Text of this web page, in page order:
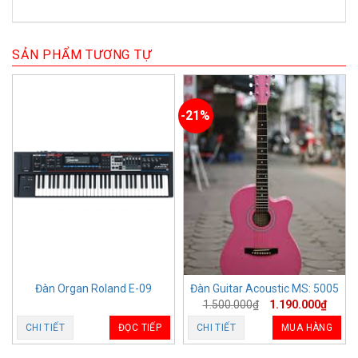
SẢN PHẨM TƯƠNG TỰ
Đàn Organ Roland E-09
CHI TIẾT ĐỌC TIẾP
-21%
Đàn Guitar Acoustic MS: 5005
1.500.000₫ 1.190.000₫
CHI TIẾT MUA HÀNG